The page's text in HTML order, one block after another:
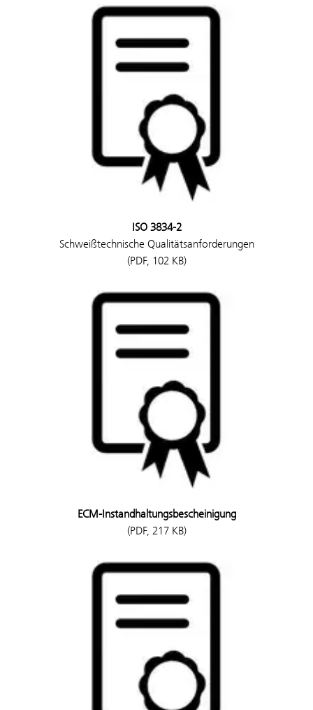
ISO 3834-2
Schweißtechnische Qualitätsanforderungen
(PDF, 102 KB)
ECM-Instandhaltungsbescheinigung
(PDF, 217 KB)